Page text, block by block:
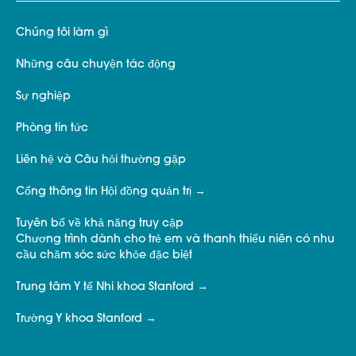
Chúng tôi làm gì
Những câu chuyện tác động
Sự nghiệp
Phòng tin tức
Liên hệ và Câu hỏi thường gặp
Cổng thông tin Hội đồng quản trị
Tuyên bố về khả năng truy cập
Chương trình dành cho trẻ em và thanh thiếu niên có nhu
cầu chăm sóc sức khỏe đặc biệt
Trung tâm Y tế Nhi khoa Stanford
Trường Y khoa Stanford